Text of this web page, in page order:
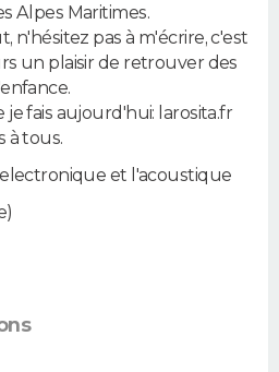
Alpes Maritimes.
n'hésitez pas à m'écrire, c'est
un plaisir de retrouver des
je fais aujourd'hui: larosita.fr
à tous.
et l'acoustique